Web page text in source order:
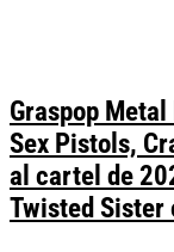
Graspop
Sex Pistols,
al cartel de
Twisted Sister